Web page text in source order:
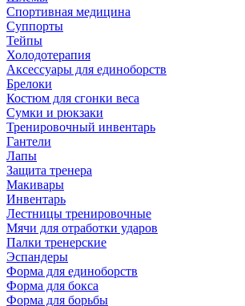
Спортивная медицина
Суппорты
Тейпы
Холодотерапия
Аксессуары для единоборств
Брелоки
Костюм для сгонки веса
Сумки и рюкзаки
Тренировочный инвентарь
Гантели
Лапы
Защита тренера
Макивары
Инвентарь
Лестницы тренировочные
Мячи для отработки ударов
Палки тренерские
Эспандеры
Форма для единоборств
Форма для бокса
Форма для борьбы